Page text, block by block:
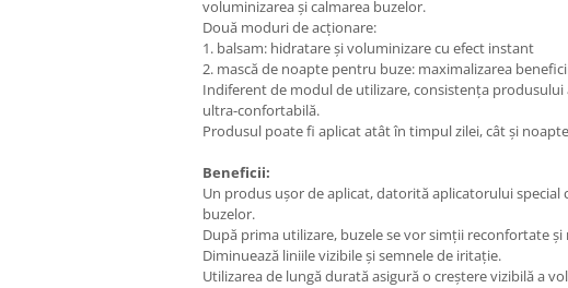
voluminizarea și calmarea buzelor.
Două moduri de acționare:
1. balsam: hidratare și voluminizare cu efect instant
2. mască de noapte pentru buze: maximalizarea
Indiferent de modul de utilizare, consistența
ultra-confortabilă.
Produsul poate fi aplicat atât în timpul zilei, cât și
Beneficii:
Un produs ușor de aplicat, datorită aplicatorului
buzelor.
După prima utilizare, buzele se vor simții reconfortate și
Diminuează liniile vizibile și semnele de iritație.
Utilizarea de lungă durată asigură o creștere vizibilă a